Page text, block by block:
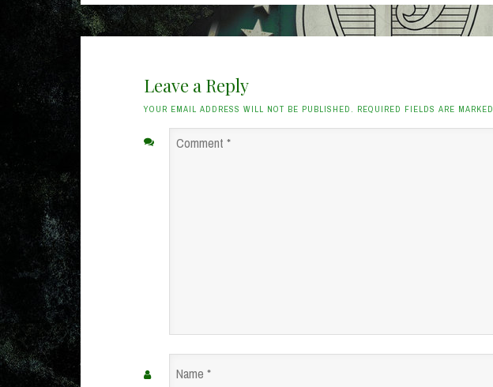
Leave a Reply
YOUR EMAIL ADDRESS WILL NOT BE PUBLISHED. REQUIRED FIELDS ARE MARKED
Comment
Name